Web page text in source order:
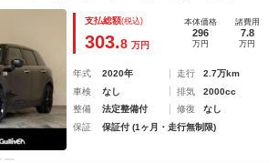
純正ナビ フルセグＴＶ Ｂｌｕｅｔｏ
起動 バックカメラ ＡＣＣ ＯＰ１７イ
支払総額(税込)
303.8 万円
本体価格
296
万円
諸費用
7.8
万円
年式 2020年 走行
2.7万km
車検
なし 排気
2000cc
整備
法定整備付 修復
なし
保証
保証付 (1ヶ月・走行無制限)